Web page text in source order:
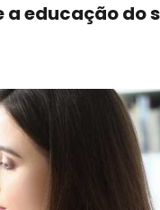
educação do